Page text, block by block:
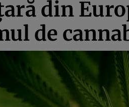
din
de